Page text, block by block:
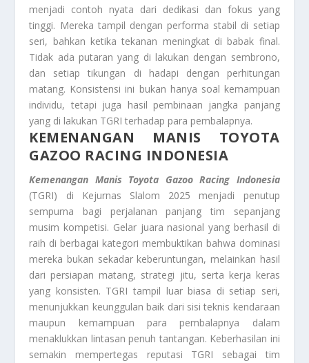
menjadi contoh nyata dari dedikasi dan fokus yang
tinggi. Mereka tampil dengan performa stabil di setiap
seri, bahkan ketika tekanan meningkat di babak final.
Tidak ada putaran yang di lakukan dengan sembrono,
dan setiap tikungan di hadapi dengan perhitungan
matang. Konsistensi ini bukan hanya soal kemampuan
individu, tetapi juga hasil pembinaan jangka panjang
yang di lakukan TGRI terhadap para pembalapnya.
KEMENANGAN MANIS TOYOTA
GAZOO RACING INDONESIA
Kemenangan Manis Toyota Gazoo Racing Indonesia
(TGRI) di Kejurnas Slalom 2025 menjadi penutup
sempurna bagi perjalanan panjang tim sepanjang
musim kompetisi. Gelar juara nasional yang berhasil di
raih di berbagai kategori membuktikan bahwa dominasi
mereka bukan sekadar keberuntungan, melainkan hasil
dari persiapan matang, strategi jitu, serta kerja keras
yang konsisten. TGRI tampil luar biasa di setiap seri,
menunjukkan keunggulan baik dari sisi teknis kendaraan
maupun kemampuan para pembalapnya dalam
menaklukkan lintasan penuh tantangan. Keberhasilan ini
semakin mempertegas reputasi TGRI sebagai tim